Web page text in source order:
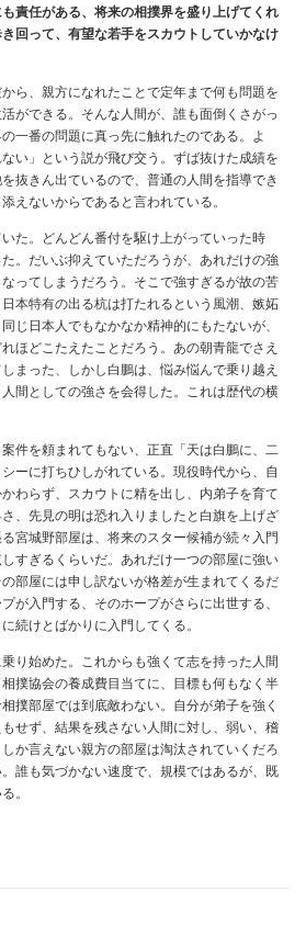
責任がある、将来の相撲界を盛り上げてくれ
回って、有望な若手をスカウトしていかなけ
ら、親方になれたことで定年まで何も問題を
ができる。そんな人間が、誰も面倒くさがっ
一番の問題に真っ先に触れたのである。よ
い」という説が飛び交う。ずば抜けた成績を
抜きん出ているので、普通の人間を指導でき
えないからであると言われている。
た。どんどん番付を駆け上がっていった時
。だいぶ抑えていただろうが、あれだけの強
ってしまうだろう。そこで強すぎるが故の苦
本特有の出る杭は打たれるという風潮、嫉妬
じ日本人でもなかなか精神的にもたないが、
ほどこたえたことだろう。あの朝青龍でさえ
まった、しかし白鵬は、悩み悩んで乗り越え
間としての強さを会得した。これは歴代の横
件を頼まれてもない、正直「天は白鵬に、二
ーに打ちひしがれている。現役時代から、自
わらず、スカウトに精を出し、内弟子を育て
、先見の明は恐れ入りましたと白旗を上げざ
宮城野部屋は、将来のスター候補が続々入門
すぎるくらいだ。あれだけ一つの部屋に強い
部屋には申し訳ないが格差が生まれてくるだ
が入門する、そのホープがさらに出世する、
続けとばかりに入門してくる。
り始めた。これからも強くて志を持った人間
撲協会の養成費目当てに、目標も何もなく半
撲部屋では到底敵わない。自分が弟子を強く
せず、結果を残さない人間に対し、弱い、稽
か言えない親方の部屋は淘汰されていくだろ
誰も気づかない速度で、規模ではあるが、既
。